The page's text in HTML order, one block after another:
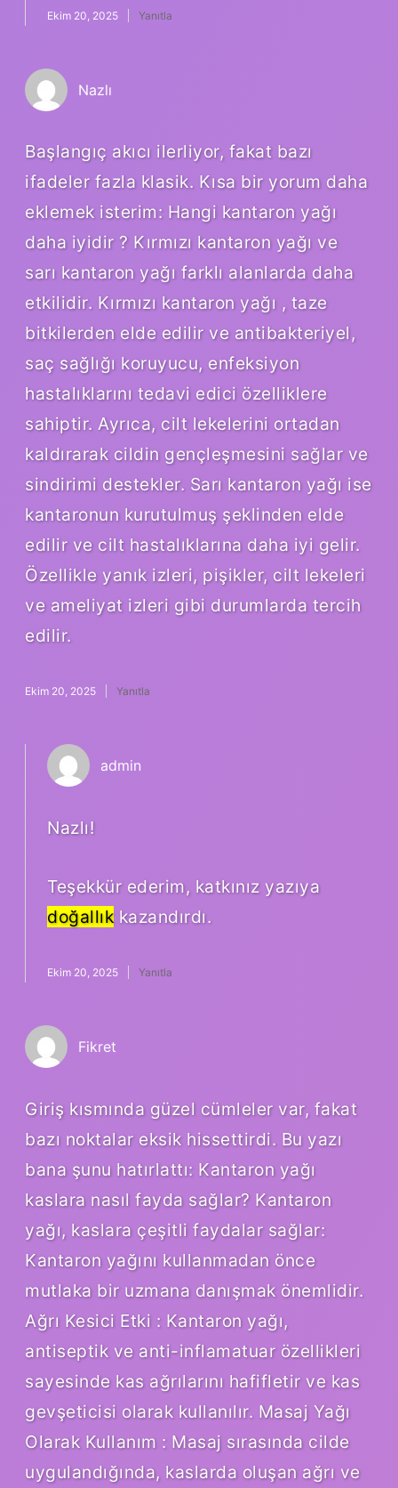
Ekim 20, 2025 Yanıtla
Nazlı
Başlangıç akıcı ilerliyor, fakat bazı
ifadeler fazla klasik. Kısa bir yorum daha
eklemek isterim: Hangi kantaron yağı
daha iyidir ? Kırmızı kantaron yağı ve
sarı kantaron yağı farklı alanlarda daha
etkilidir. Kırmızı kantaron yağı , taze
bitkilerden elde edilir ve antibakteriyel,
saç sağlığı koruyucu, enfeksiyon
hastalıklarını tedavi edici özelliklere
sahiptir. Ayrıca, cilt lekelerini ortadan
kaldırarak cildin gençleşmesini sağlar ve
sindirimi destekler. Sarı kantaron yağı ise
kantaronun kurutulmuş şeklinden elde
edilir ve cilt hastalıklarına daha iyi gelir.
Özellikle yanık izleri, pişikler, cilt lekeleri
ve ameliyat izleri gibi durumlarda tercih
edilir.
Ekim 20, 2025 Yanıtla
admin
Nazlı!
Teşekkür ederim, katkınız yazıya
doğallıkkazandırdı.
Ekim 20, 2025 Yanıtla
Fikret
Giriş kısmında güzel cümleler var, fakat
bazı noktalar eksik hissettirdi. Bu yazı
bana şunu hatırlattı: Kantaron yağı
kaslara nasıl fayda sağlar? Kantaron
yağı, kaslara çeşitli faydalar sağlar:
Kantaron yağını kullanmadan önce
mutlaka bir uzmana danışmak önemlidir.
Ağrı Kesici Etki : Kantaron yağı,
antiseptik ve anti-inflamatuar özellikleri
sayesinde kas ağrılarını hafifletir ve kas
gevşeticisi olarak kullanılır. Masaj Yağı
Olarak Kullanım : Masaj sırasında cilde
uygulandığında, kaslarda oluşan ağrı ve